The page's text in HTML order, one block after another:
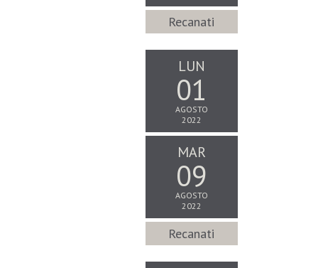
Recanati
LUN
01
AGOSTO
2022
MAR
09
AGOSTO
2022
Recanati